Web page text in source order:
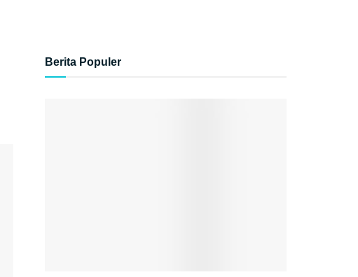
Berita Populer